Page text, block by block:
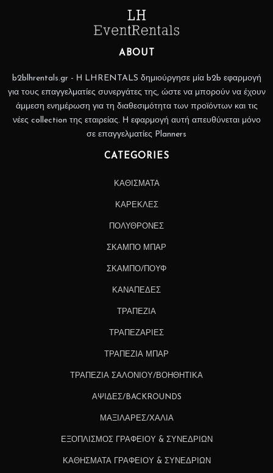
ABOUT
b2blhrentals.gr - Η LHRENTALS δημιούργησε μία b2b εφαρμογή
για τους επαγγελματίες συνεργάτες της, ώστε να μπορούν να έχουν
άμμεση ενημέρωση για τη διαθεσιμότητα των προϊόντων και τις
νέες collection της εταιρείας. Η εφαρμογή αυτή απευθύνεται μόνο
σε επαγγελματίες Planners
CATEGORIES
ΚΑΘΙΣΜΑΤΑ
ΚΑΡΕΚΛΕΣ
ΠΟΛΥΘΡΟΝΕΣ
ΣΚΑΜΠΟ ΜΠΑΡ
ΣΚΑΜΠΟ/ΠΟΥΦ
ΚΑΝΑΠΕΔΕΣ
ΤΡΑΠΕΖΙΑ
ΤΡΑΠΕΖΑΡΙΕΣ
ΤΡΑΠΕΖΙΑ ΜΠΑΡ
ΤΡΑΠΕΖΙΑ ΣΑΛΟΝΙΟΥ/ΒΟΗΘΗΤΙΚΑ
ΑΨΙΔΕΣ/BACKROUNDS
ΜΑΞΙΛΑΡΕΣ/ΧΑΛΙΑ
ΕΞΟΠΛΙΣΜΟΣ ΓΡΑΦΕΙΟΥ & ΣΥΝΕΔΡΙΩΝ
ΚΑΘΗΣΜΑΤΑ ΓΡΑΦΕΙΟΥ & ΣΥΝΕΔΡΙΩΝ